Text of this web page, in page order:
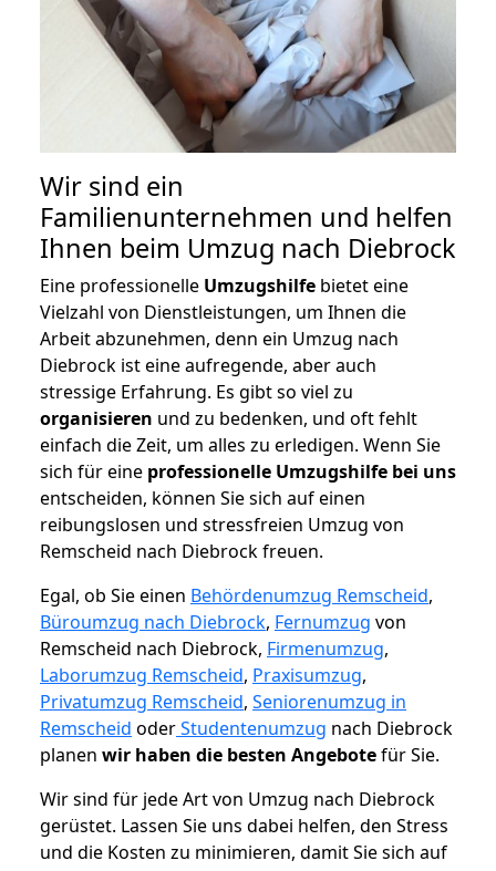
Wir sind ein
Familienunternehmen und helfen
Ihnen beim Umzug nach Diebrock
Eine professionelle Umzugshilfe bietet eine
Vielzahl von Dienstleistungen, um Ihnen die
Arbeit abzunehmen, denn ein Umzug nach
Diebrock ist eine aufregende, aber auch
stressige Erfahrung. Es gibt so viel zu
organisieren und zu bedenken, und oft fehlt
einfach die Zeit, um alles zu erledigen. Wenn Sie
sich für eine professionelle Umzugshilfe bei uns
entscheiden, können Sie sich auf einen
reibungslosen und stressfreien Umzug von
Remscheid nach Diebrock freuen.
Egal, ob Sie einen Behördenumzug Remscheid,
Büroumzug nach Diebrock, Fernumzug von
Remscheid nach Diebrock, Firmenumzug,
Laborumzug Remscheid, Praxisumzug,
Privatumzug Remscheid, Seniorenumzug in
Remscheid oderStudentenumzug nach Diebrock
planen wir haben die besten Angebotefür Sie.
Wir sind für jede Art von Umzug nach Diebrock
gerüstet. Lassen Sie uns dabei helfen, den Stress
und die Kosten zu minimieren, damit Sie sich auf